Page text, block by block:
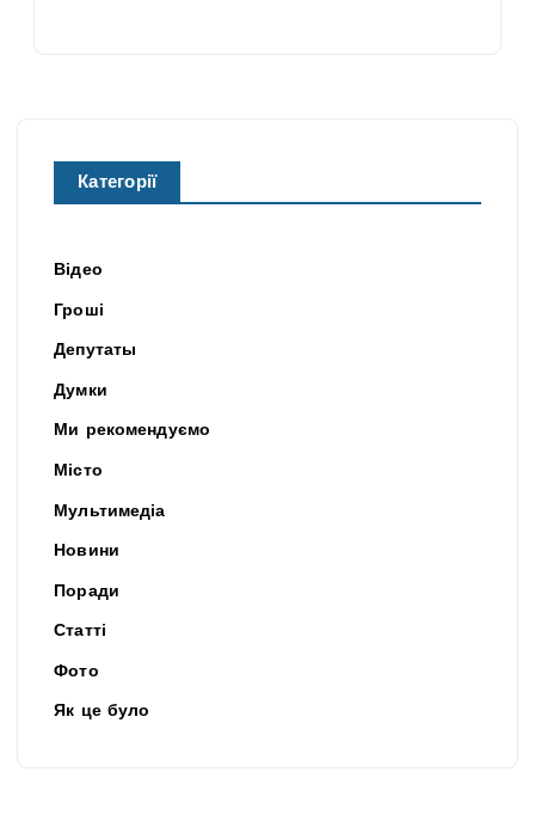
Категорії
Відео
Гроші
Депутаты
Думки
Ми рекомендуємо
Місто
Мультимедіа
Новини
Поради
Статті
Фото
Як це було